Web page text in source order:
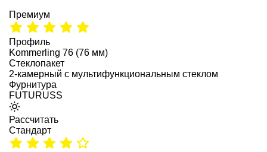
Премиум
Профиль
Kommerling 76 (76 мм)
Стеклопакет
2-камерный c мультифункциональным стеклом
Фурнитура
FUTURUSS
Рассчитать
Стандарт